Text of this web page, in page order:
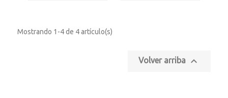
Diametro de la bola :
de ley. Cierre pinza.
Mostrando 1-4 de 4 artículo(s)
Volver arriba 